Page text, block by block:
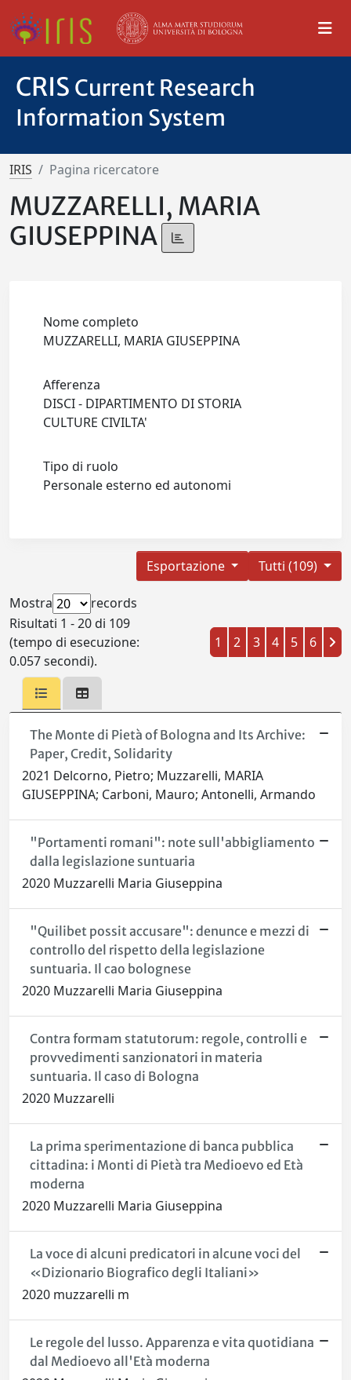
CRIS Current Research
Information System
IRIS Pagina ricercatore
MUZZARELLI, MARIA
GIUSEPPINA
Nome completo
MUZZARELLI, MARIA GIUSEPPINA
Afferenza
DISCI - DIPARTIMENTO DI STORIA
CULTURE CIVILTA'
Tipo di ruolo
Personale esterno ed autonomi
Tutti (109)
Esportazione
Mostra
records
Risultati 1 - 20 di 109
(tempo di esecuzione:
0.057 secondi).
1 2 3 4 5 6
The Monte di Pietà of Bologna and Its Archive:
Paper, Credit, Solidarity
2021 Delcorno, Pietro; Muzzarelli, MARIA
GIUSEPPINA; Carboni, Mauro; Antonelli, Armando
"Portamenti romani": note sull'abbigliamento
dalla legislazione suntuaria
2020 Muzzarelli Maria Giuseppina
"Quilibet possit accusare": denunce e mezzi di
controllo del rispetto della legislazione
suntuaria. Il cao bolognese
2020 Muzzarelli Maria Giuseppina
Contra formam statutorum: regole, controlli e
provvedimenti sanzionatori in materia
suntuaria. Il caso di Bologna
2020 Muzzarelli
La prima sperimentazione di banca pubblica
cittadina: i Monti di Pietà tra Medioevo ed Età
moderna
2020 Muzzarelli Maria Giuseppina
La voce di alcuni predicatori in alcune voci del
«Dizionario Biografico degli Italiani»
2020 muzzarelli m
Le regole del lusso. Apparenza e vita quotidiana
dal Medioevo all'Età moderna